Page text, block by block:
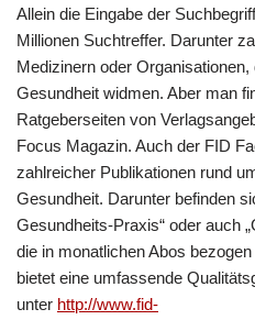
Allein die Eingabe der
Millionen Suchtreffer. Darunter
Medizinern oder
Gesundheit widmen. Aber man
Ratgeberseiten von
Focus Magazin. Auch der FID
zahlreicher Publikationen rund
Gesundheit. Darunter befinden
Gesundheits-Praxis“ oder auch
die in monatlichen Abos
bietet eine umfassende
unter http://www.fid-